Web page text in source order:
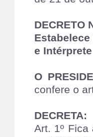
DECRETO
e
O
confere o
DECRETA:
Art. 1º